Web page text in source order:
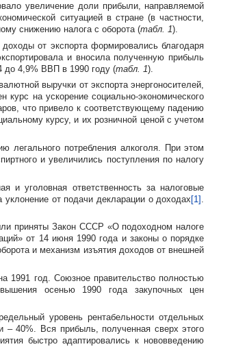
увеличение доли прибыли, направляемой
ситуацией в стране (в частности,
снижению налога с оборота (табл. 1).
от экспорта формировались благодаря
и вносила полученную прибыль
до 4,9% ВВП в 1990 году (табл. 1).
выручки от экспорта энергоносителей,
курс на ускорениесоциально-экономического
что привело к соответствующему падению
курсу, и их розничной ценой с учетом
легального потребления алкоголя. При этом
и увеличились поступления по налогу
и уголовная ответственность за налоговые
от подачи декларации о доходах[1]
приняты Закон СССР «О подоходном налоге
от 14 июня 1990 года и законы о порядке
и механизм изъятия доходов от внешней
1991 год. Союзное правительство полностью
осенью 1990 года закупочных цен
уровень рентабельности отдельных
– 40%. Вся прибыль, полученная сверх этого
быстро адаптировались к нововведению